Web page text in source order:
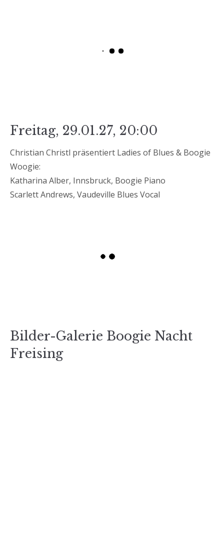
Freitag, 29.01.27, 20:00
Christian Christl präsentiert Ladies of Blues & Boogie
Woogie:
Katharina Alber, Innsbruck, Boogie Piano
Scarlett Andrews, Vaudeville Blues Vocal
Bilder-Galerie Boogie Nacht
Freising